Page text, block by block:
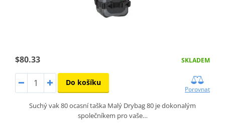
$80.33 SKLADEM
Do košíku
Porovnat
Suchý vak 80 ocasní taška Malý Drybag 80 je dokonalým
společníkem pro vaše…